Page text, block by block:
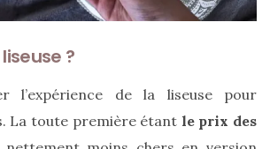
?
l’expérience de la liseuse pour
La toute première étant le prix des